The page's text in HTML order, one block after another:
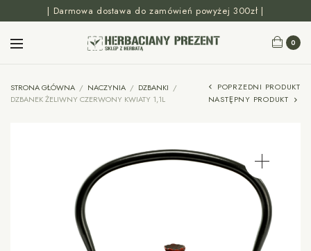
| Darmowa dostawa do zamówień powyżej 300zł |
0
STRONA GŁÓWNA / NACZYNIA / DZBANKI /
DZBANEK ŻELIWNY CZERWONY KWIATY 1,1L
POPRZEDNI PRODUKT
NASTĘPNY PRODUKT